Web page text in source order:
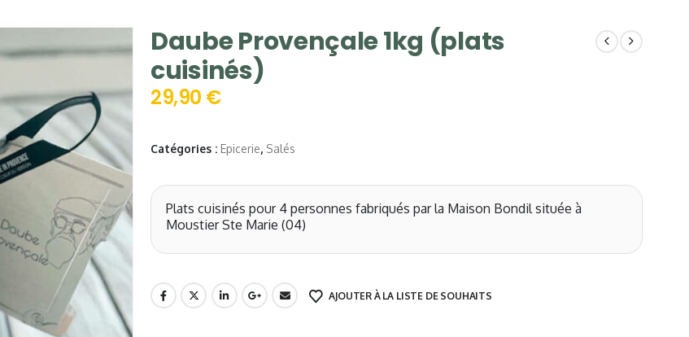
Daube Provençale 1kg (plats
cuisinés)
29,90 €
Catégories : Epicerie, Salés
Plats cuisinés pour 4 personnes fabriqués par la Maison Bondil située à
Moustier Ste Marie (04)
AJOUTER À LA LISTE DE SOUHAITS